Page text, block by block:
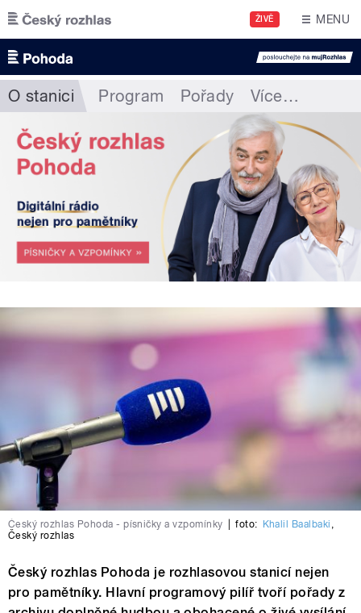
Přejít k hlavnímu obsahu
ŽIVĚ MENU
O stanici Program Pořady Více…
Český rozhlas Pohoda - písničky a vzpomínky foto: Khalil Baalbaki ,
Český rozhlas
Český rozhlas Pohoda je rozhlasovou stanicí nejen
pro pamětníky. Hlavní programový pilíř tvoří pořady z